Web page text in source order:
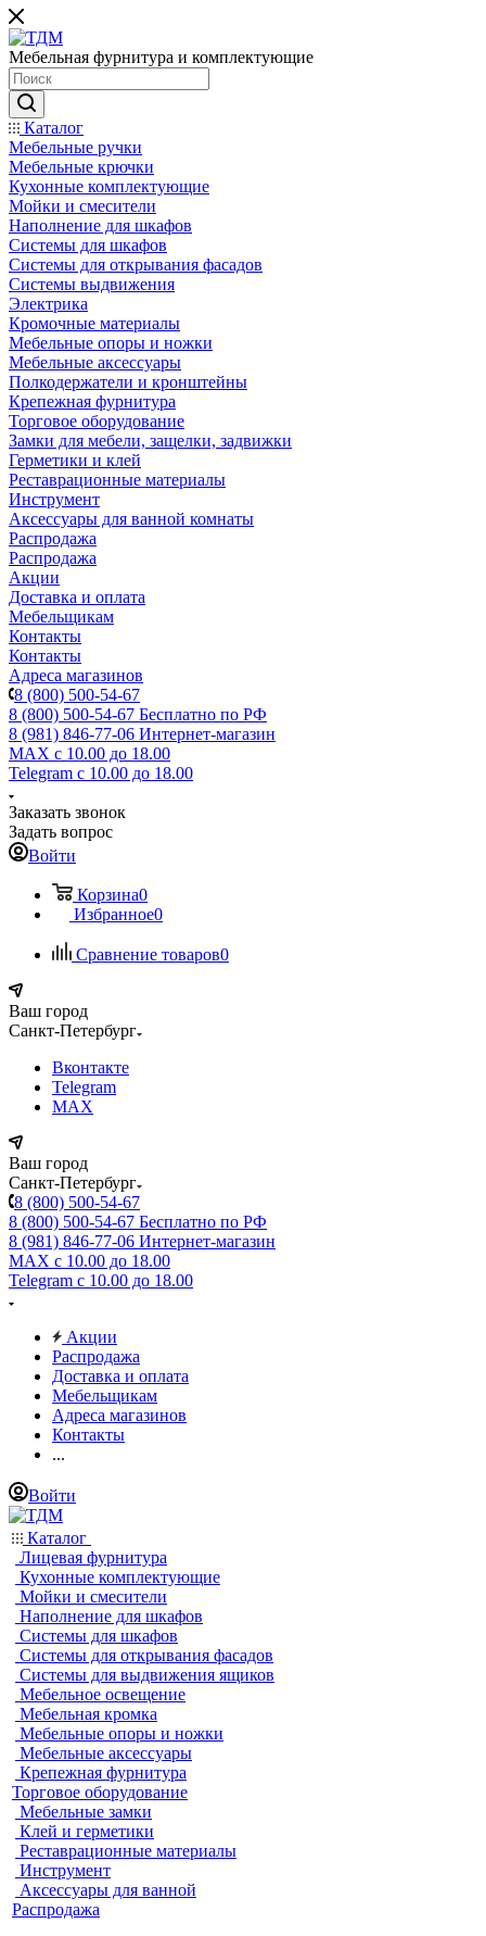
Мебельная фурнитура и комплектующие
Каталог
Мебельные ручки
Мебельные крючки
Кухонные комплектующие
Мойки и смесители
Наполнение для шкафов
Cистемы для шкафов
Системы для открывания фасадов
Системы выдвижения
Электрика
Кромочные материалы
Мебельные опоры и ножки
Мебельные аксессуары
Полкодержатели и кронштейны
Крепежная фурнитура
Торговое оборудование
Замки для мебели, защелки, задвижки
Герметики и клей
Реставрационные материалы
Инструмент
Аксессуары для ванной комнаты
Распродажа
Распродажа
Акции
Доставка и оплата
Мебельщикам
Контакты
Контакты
Адреса магазинов
8 (800) 500-54-67
8 (800) 500-54-67 Бесплатно по РФ
8 (981) 846-77-06 Интернет-магазин
MAX с 10.00 до 18.00
Telegram с 10.00 до 18.00
Заказать звонок
Задать вопрос
Войти
Корзина0
Избранное0
Сравнение товаров0
Ваш город
Санкт-Петербург
Вконтакте
Telegram
MAX
Ваш город
Санкт-Петербург
8 (800) 500-54-67
8 (800) 500-54-67 Бесплатно по РФ
8 (981) 846-77-06 Интернет-магазин
MAX с 10.00 до 18.00
Telegram с 10.00 до 18.00
Акции
Распродажа
Доставка и оплата
Мебельщикам
Адреса магазинов
Контакты
...
Войти
Каталог
Лицевая фурнитура
Кухонные комплектующие
Мойки и смесители
Наполнение для шкафов
Системы для шкафов
Системы для открывания фасадов
Системы для выдвижения ящиков
Мебельное освещение
Мебельная кромка
Мебельные опоры и ножки
Мебельные аксессуары
Крепежная фурнитура
Торговое оборудование
Мебельные замки
Клей и герметики
Реставрационные материалы
Инструмент
Аксессуары для ванной
Распродажа